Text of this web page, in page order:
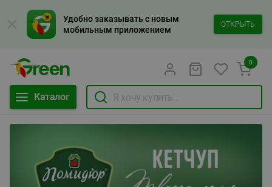
Удобно заказывать с новым
мобильным приложением
ОТКРЫТЬ
Каталог
0